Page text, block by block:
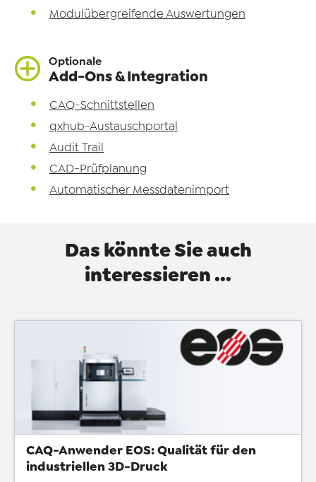
Modulübergreifende Auswertungen
Optionale
Add-Ons & Integration
CAQ-Schnittstellen
qxhub-Austauschportal
Audit Trail
CAD-Prüfplanung
Automatischer Messdatenimport
Das könnte Sie auch
interessieren ...
CAQ-Anwender EOS: Qualität für den
industriellen 3D-Druck